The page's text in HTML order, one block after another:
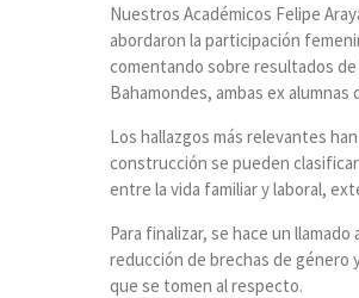
Nuestros Académicos Felipe
abordaron la participación
comentando sobre resultados de
Bahamondes, ambas ex alumnas
Los hallazgos más relevantes
construcción se pueden
entre la vida familiar y laboral,
Para finalizar, se hace un
reducción de brechas de género
que se tomen al respecto.